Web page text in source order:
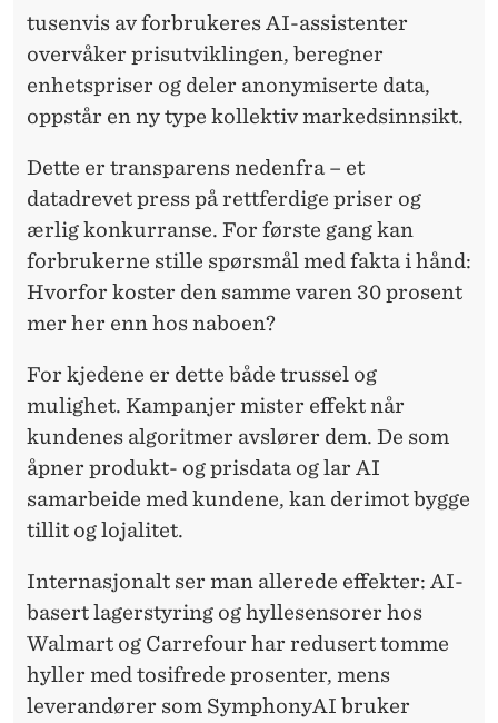
tusenvis av forbrukeres AI-assistenter
overvåker prisutviklingen, beregner
enhetspriser og deler anonymiserte data,
oppstår en ny type kollektiv markedsinnsikt.
Dette er transparens nedenfra – et
datadrevet press på rettferdige priser og
ærlig konkurranse. For første gang kan
forbrukerne stille spørsmål med fakta i hånd:
Hvorfor koster den samme varen 30 prosent
mer her enn hos naboen?
For kjedene er dette både trussel og
mulighet. Kampanjer mister effekt når
kundenes algoritmer avslører dem. De som
åpner produkt- og prisdata og lar AI
samarbeide med kundene, kan derimot bygge
tillit og lojalitet.
Internasjonalt ser man allerede effekter: AI-
basert lagerstyring og hyllesensorer hos
Walmart og Carrefour har redusert tomme
hyller med tosifrede prosenter, mens
leverandører som SymphonyAI bruker